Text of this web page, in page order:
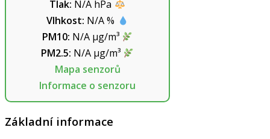
Tlak: N/A hPa
Vlhkost: N/A%
PM10: N/Aµg/m³
PM2.5: N/Aµg/m³
Mapa senzorů
Informace o senzoru
Základní informace